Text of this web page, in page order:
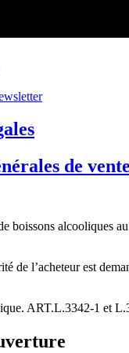
de vente
boissons alcooliques
de l’acheteur est
ART.L.3342-1 et